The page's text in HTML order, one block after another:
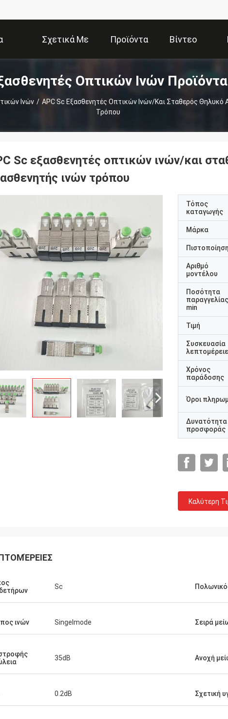
Σχετικά Με
Εμάς
Προϊόντα Βίντεο
Οπτικών Ινών Προϊόντα
Ινών / APC Sc Εξασθενητές Οπτικών Ινών/και Σταθερός Θηλυκό
Τρόπου
τους
μεγάλο.
τις
5m, 7m, 10m, 15m, 20m, 25m, 30m και οι
έρευνες για το προσαρμοσμένο μήκος
Sc εξασθενητές οπτικών ινών/και
ινών τρόπου
Τόπος
καταγωγής
Μάρκα
Πιστοποίηση
Αριθμό
μοντέλου
Ποσότητα
παραγγελίας
min
Τιμή
Συσκευασία
Χρόνος
παράδοσης
Όροι
Δυνατότητα
προσφοράς
Καλύτερη
Sc
ινών Singelmode Σειρά
35dB Ανοχή
0.2dB Σχετική